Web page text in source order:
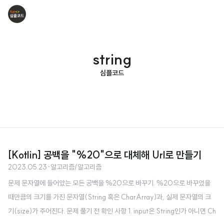
string
심플코드
[Kotlin] 공백을 "%20"으로 대체해 Url로 만들기
2023.05.23 ·알고리즘/알고리즘
문제 문자열에 들어았는 모든 공백을 %20으로 바꾸기. %20으로 바꾸었을
때만큼의 크기를 가진 문자열(String 혹은 CharArray)과, 실제 문자열의 크
기(size)가 주어진다. 문제 풀기 전 확인 사항 1. input은 String인가 아니면 Ch